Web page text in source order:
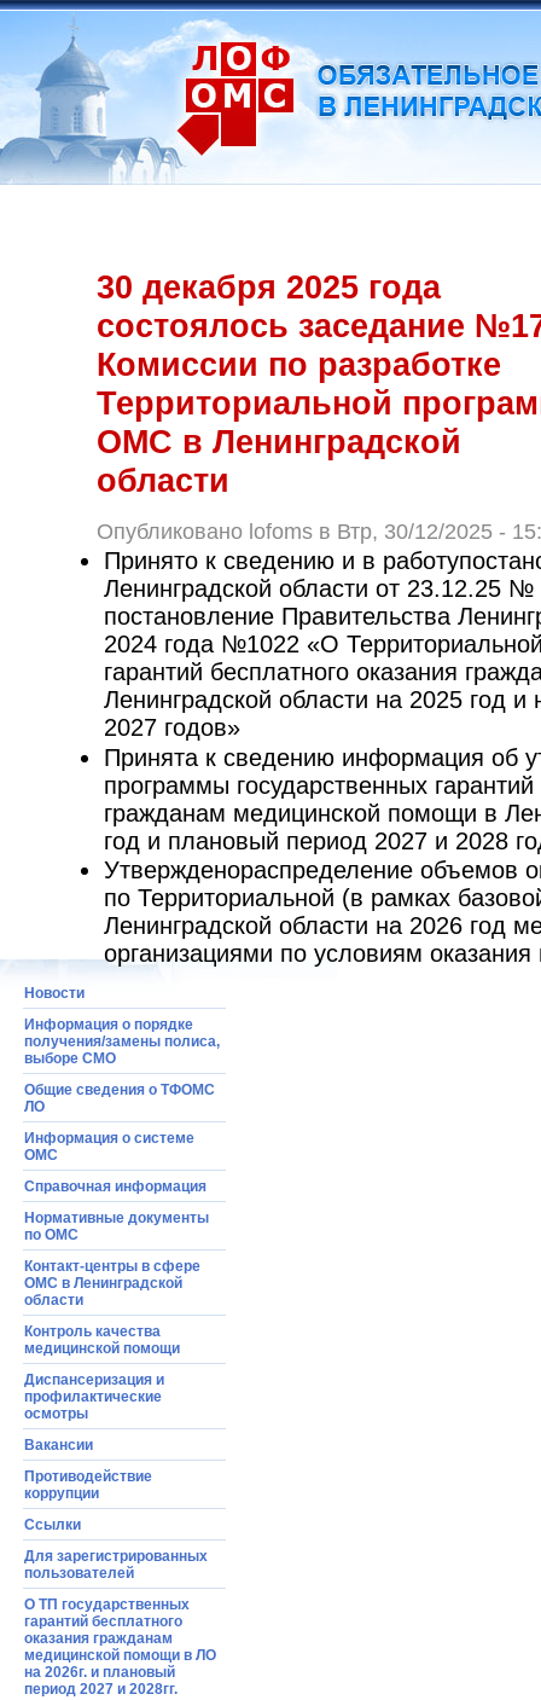
30 декабря 2025 года
состоялось заседание
Комиссии по разработке
Территориальной
ОМС в Ленинградской
области
Опубликовано lofoms в Втр, 30/12/2025 -
Принято к сведению и в
Ленинградской области от 23.12.25
постановление Правительства
2024 года №1022 «О
гарантий бесплатного оказания
Ленинградской области на 2025 год
2027 годов»
Принята к сведению информация об
программы государственных
гражданам медицинской помощи в
год и плановый период 2027 и 2028
Утвержденораспределение объемов
по Территориальной (в рамках
Ленинградской области на 2026 год
организациями по условиям
Новости
Информация о порядке
получения/замены полиса,
выборе СМО
Общие сведения о ТФОМС
ЛО
Информация o системе
ОМС
Справочная информация
Нормативные документы
по ОМС
Контакт-центры в сфере
ОМС в Ленинградской
области
Контроль качества
медицинской помощи
Диспансеризация и
профилактические
осмотры
Вакансии
Противодействие
коррупции
Ссылки
Для зарегистрированных
пользователей
О ТП государственных
гарантий бесплатного
оказания гражданам
медицинской помощи в ЛО
на 2026г. и плановый
период 2027 и 2028гг.